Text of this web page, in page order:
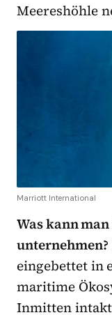
Meereshöhle
Marriott International
Was kann
unternehmen?
eingebettet in
maritime
Inmitten